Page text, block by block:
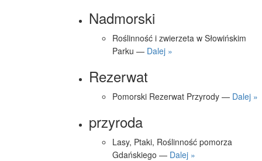
Nadmorski
Roślinność i zwierzeta w Słowińskim
Parku — Dalej »
Rezerwat
Pomorski Rezerwat Przyrody — Dalej »
przyroda
Lasy, Ptaki, Roślinność pomorza
Gdańskiego — Dalej »